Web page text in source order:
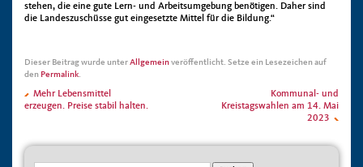
stehen, die eine gute Lern- und Arbeitsumgebung benötigen. Daher sind
die Landeszuschüsse gut eingesetzte Mittel für die Bildung.“
Dieser Beitrag wurde unterAllgemeinveröffentlicht. Setze ein Lesezeichen auf
den Permalink.
Mehr Lebensmittel
erzeugen. Preise stabil halten.
Kommunal- und
Kreistagswahlen am 14. Mai
2023